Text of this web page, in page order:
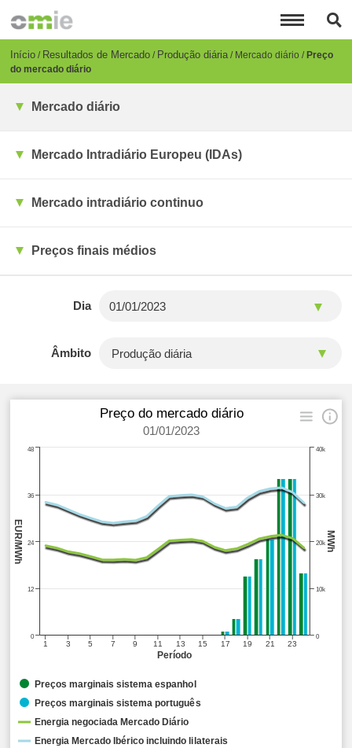
para
conteúdo
principal
Breadcrumb
Início Resultados de Mercado Produção diária Mercado diário Preço
do mercado diário
Mercado diário
Mercado Intradiário Europeu (IDAs)
Mercado intradiário continuo
Preços finais médios
Dia
Âmbito
Período
MWh
EUR/MWh
Preço do mercado diário
01/01/2023
1 7 13 19
3 5 9 11 15 17 21 23
0
20k
40k
10k
30k
0
12
24
36
48
Preços marginais sistema espanhol
Preços marginais sistema português
Energia negociada Mercado Diário
Energia Mercado Ibérico incluindo lilaterais